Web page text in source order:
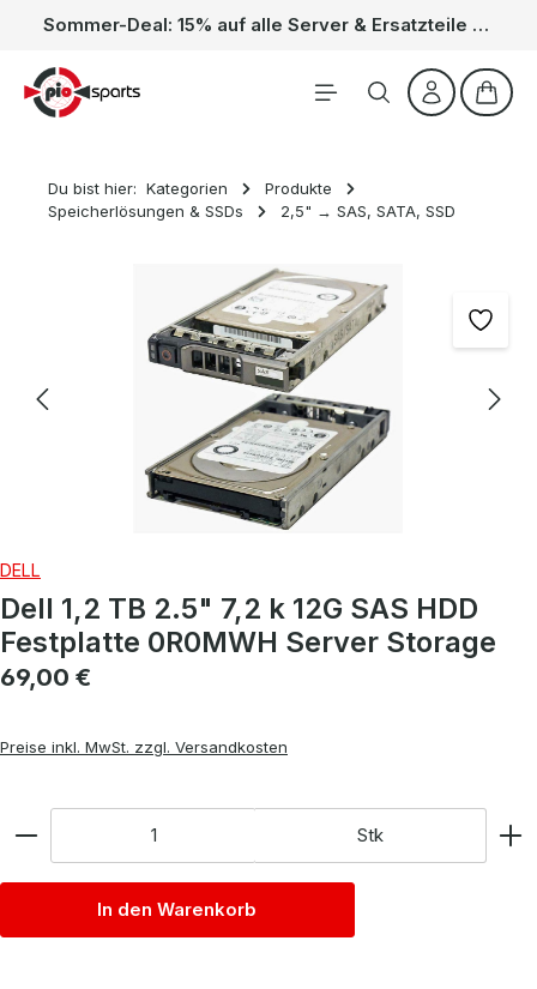
Zum Hauptinhalt springen Sommer-Deal: 15% auf alle Server & Ersatzteile – Kein Code nötig, der Rabatt wird automatisch im Warenkorb abgezogen. Gültig vom 01.06. bis 31.08.
Du bist hier: Kategorien
Produkte
Speicherlösungen & SSDs
2,5" → SAS, SATA, SSD
DELL
Dell 1,2 TB 2.5" 7,2 k 12G SAS HDD
Festplatte 0R0MWH Server Storage
Regulärer Preis:
69,00 €
Preise inkl. MwSt. zzgl. Versandkosten
Stk
In den Warenkorb